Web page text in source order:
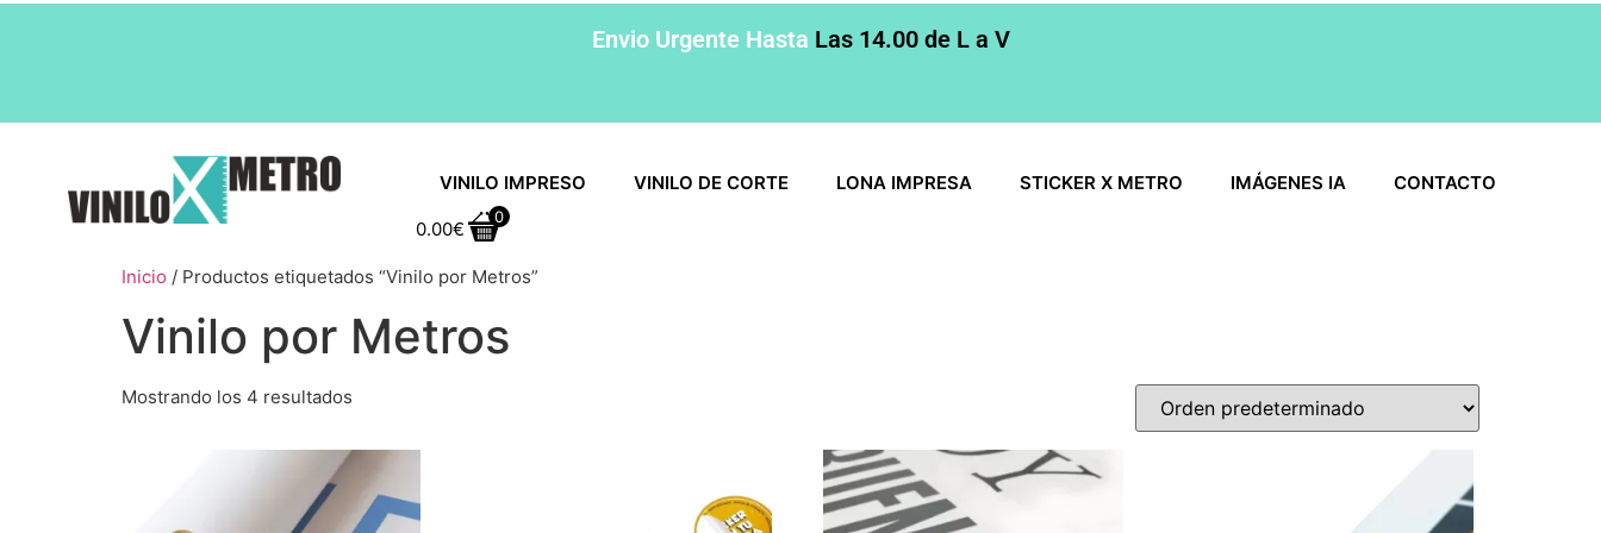
Envio Urgente Hasta Las 14.00 de L a V
VINILO IMPRESO VINILO DE CORTE LONA IMPRESA STICKER X METRO IMÁGENES IA CONTACTO
0.00€
0
Inicio / Productos etiquetados “Vinilo por Metros”
Vinilo por Metros
Mostrando los 4 resultados